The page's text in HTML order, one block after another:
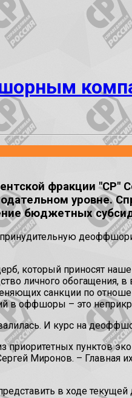
фракции "СР"
уровне.
бюджетных
который приносят
личного
санкции по
в оффшоры – это
И курс на
приоритетных
Миронов. – Главная
в ходе текущей